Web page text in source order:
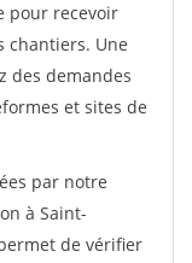
pour recevoir
chantiers. Une
des demandes
et sites de
par notre
à Saint-
de vérifier